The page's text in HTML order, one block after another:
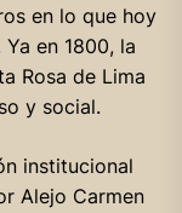
en lo que hoy
en 1800, la
Rosa de Lima
y social.
institucional
Alejo Carmen